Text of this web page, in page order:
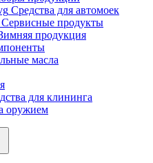
Средства для автомоек
Сервисные продукты
продукция
масла
для клининга
оружием